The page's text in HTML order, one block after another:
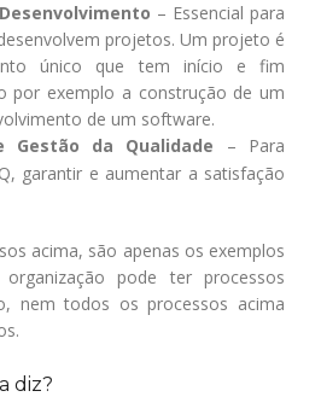
– Essencial para
projetos. Um projeto é
único que tem início e fim
por exemplo a construção de um
de um software.
Gestão da Qualidade – Para
garantir e aumentar a satisfação
acima, são apenas os exemplos
pode ter processos
nem todos os processos acima
diz?